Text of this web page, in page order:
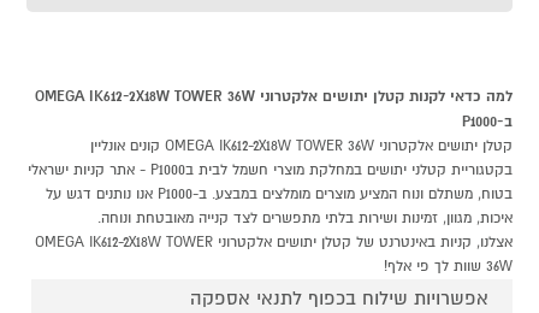
למה כדאי לקנות קטלן יתושים אלקטרוני OMEGA IK612-2X18W TOWER 36W
ב-P1000
קטלן יתושים אלקטרוני OMEGA IK612-2X18W TOWER 36W קונים אונליין
בקטגוריית קטלני יתושים במחלקת מוצרי חשמל לבית בP1000 - אתר קניות ישראלי
בטוח, משתלם ונוח המציע מוצרים מומלצים במבצע. ב-P1000 אנו נותנים דגש על
איכות, מגוון, זמינות ושירות בלתי מתפשרים לצד קנייה מאובטחת ונוחה.
אצלנו, קניות באינטרנט של קטלן יתושים אלקטרוני OMEGA IK612-2X18W TOWER
36W שוות לך פי אלף!
אפשרויות שילוח בכפוף לתנאי אספקה